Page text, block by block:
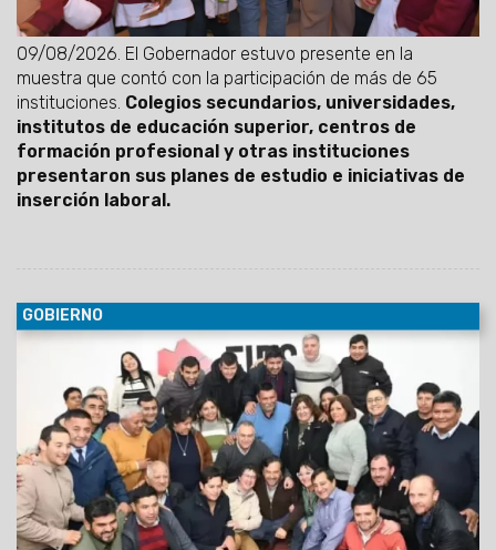
09/08/2026. El Gobernador estuvo presente en la
muestra que contó con la participación de más de 65
instituciones. Colegios secundarios, universidades,
institutos de educación superior, centros de
formación profesional y otras instituciones
presentaron sus planes de estudio e iniciativas de
inserción laboral.
GOBIERNO
30/06/2029
Al participar de la Asamblea del Foro de
intendentes donde se ratificó la conducción de Marcelo
Moisés y Efraín Orosco, el Gobernador destacó el orden
financiero de Salta pese a la deuda heredada y el escenario
nacional. Aseguró que Gobierno provincial y los intendentes
forman un mismo equipo, unidos por la gente.